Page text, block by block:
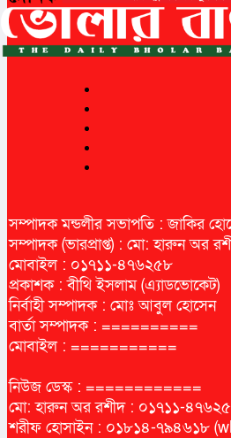
সম্পাদক মন্ডলীর সভাপতি : জাকির
সম্পাদক (ভারপ্রাপ্ত) : মো: হারুন অর
মোবাইল : ০১৭১১-৪৭৬২৫৮
প্রকাশক : বীথি ইসলাম (এ্যাডভোকেট)
নির্বাহী সম্পাদক : মোঃ আবুল হোসেন
বার্তা সম্পাদক : ==========
মোবাইল : ===========
নিউজ ডেস্ক : ============
মো: হারুন অর রশীদ : ০১৭১১-
শরীফ হোসাইন : ০১৮১৪-৭৯৪৬১৮